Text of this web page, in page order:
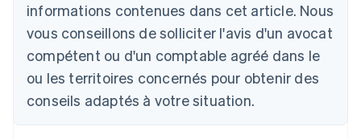
informations contenues dans cet article. Nous
vous conseillons de solliciter l'avis d'un avocat
compétent ou d'un comptable agréé dans le
ou les territoires concernés pour obtenir des
conseils adaptés à votre situation.
English
Canada
English Français
Chine continentale
简体中文English
Chypre
Croatie